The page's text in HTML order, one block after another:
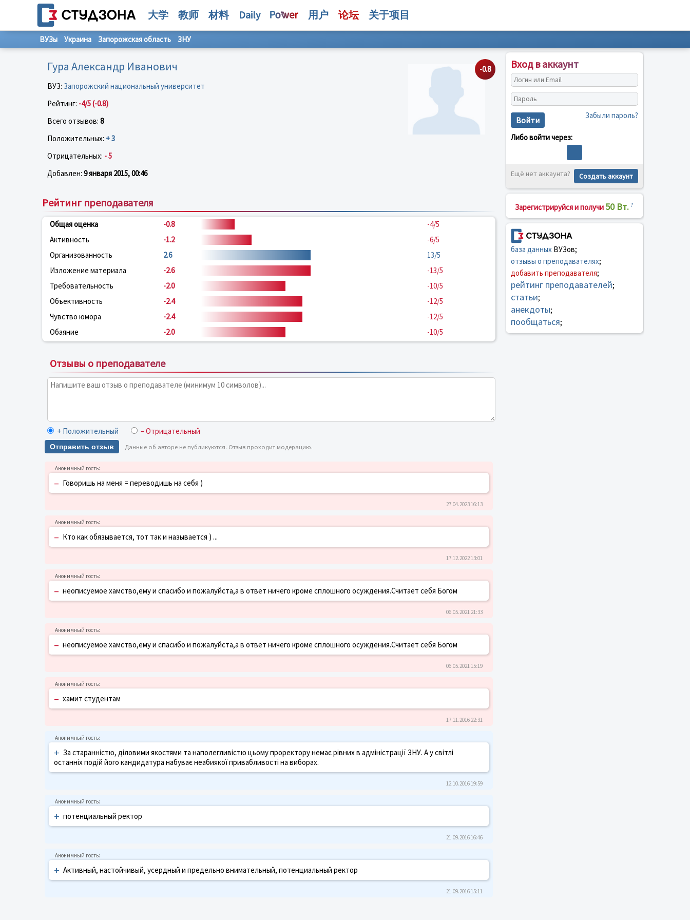
大学 教师 材料 Daily 用户 论坛 关于项目
ВУЗы Украина Запорожская область ЗНУ
-0.8
Гура Александр Иванович
ВУЗ: Запорожский национальный университет
Рейтинг: -4/5 (-0.8)
Всего отзывов: 8
Положительных: + 3
Отрицательных: - 5
Добавлен: 9 января 2015, 00:46
Рейтинг преподавателя
Общая оценка -0.8
-4/5
Активность
-1.2
-6/5
Организованность
2.6
13/5
Изложение материала
-2.6
-13/5
Требовательность
-2.0
-10/5
Объективность
-2.4
-12/5
Чувство юмора
-2.4
-12/5
Обаяние
-2.0 -10/5
Отзывы о преподавателе
+ Положительный – Отрицательный
Отправить отзыв Данные об авторе не публикуются. Отзыв проходит модерацию.
– Говоришь на меня = переводишь на себя )
27.04.2023 16:13
– Кто как обязывается, тот так и называется ) ...
17.12.2022 13:01
– неописуемое хамство,ему и спасибо и пожалуйста,а в ответ ничего кроме сплошного осуждения.Считает себя Богом
06.05.2021 21:33
– неописуемое хамство,ему и спасибо и пожалуйста,а в ответ ничего кроме сплошного осуждения.Считает себя Богом
06.05.2021 15:19
– хамит студентам
17.11.2016 22:31
+ За старанністю, діловими якостями та наполегливістю цьому проректору немає рівних в адміністрації ЗНУ. А у світлі
останніх подій його кандидатура набуває неабиякої привабливості на виборах.
12.10.2016 19:59
+ потенциальный ректор
21.09.2016 16:46
+ Активный, настойчивый, усердный и предельно внимательный, потенциальный ректор
21.09.2016 15:11
Вход в аккаунт
Войти Забыли пароль?
Либо войти через:
Ещё нет аккаунта? Создать аккаунт
Зарегистрируйся и получи 50 Вт. ?
база данныхВУЗов;
отзывы о преподавателях;
добавить преподавателя;
рейтинг преподавателей;
статьи;
анекдоты;
пообщаться;